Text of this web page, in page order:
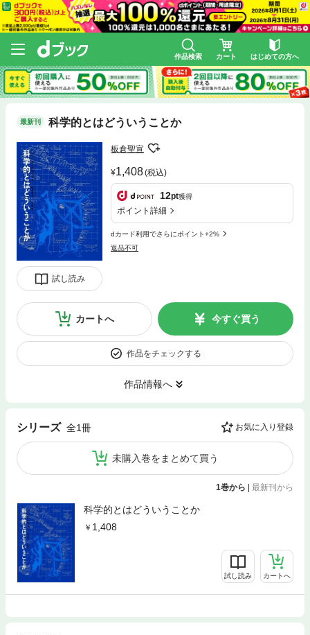
作品検索 カート はじめての方へ
最新刊 科学的とはどういうことか
試し読み
板倉聖宣
1,408(税込)
12pt獲得
ポイント詳細
dカード利用でさらにポイント+2%
返品不可
カートへ 今すぐ買う
作品をチェックする
作品情報へ
シリーズ 全1冊 お気に入り登録
未購入巻をまとめて買う
1巻から 最新刊から
科学的とはどういうことか
1,408
試し読み カートへ